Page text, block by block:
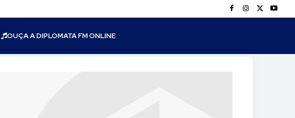
OUÇA A DIPLOMATA FM ONLINE